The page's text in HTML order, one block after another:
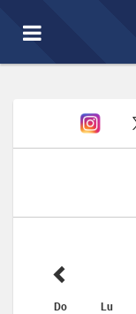
Toggle
navigation
Do Lu